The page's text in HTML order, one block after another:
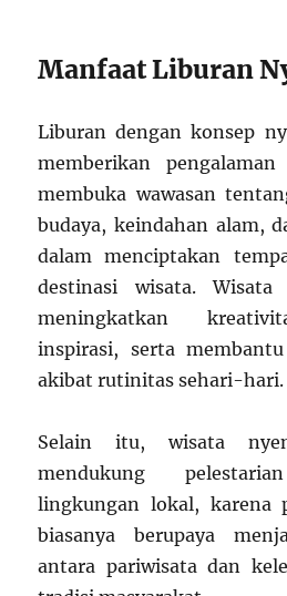
Manfaat Liburan
Liburan dengan konsep
memberikan
membuka wawasan
budaya, keindahan alam,
dalam menciptakan
destinasi wisata.
meningkatkan
inspirasi, serta
akibat rutinitas sehari-hari.
Selain itu, wisata
mendukung
lingkungan lokal, karena
biasanya berupaya
antara pariwisata dan